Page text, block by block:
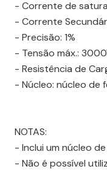
- Corrente de
- Corrente
- Precisão: 1%
- Tensão máx.:
- Resistência de
- Núcleo: núcleo de
NOTAS:
- Inclui um núcleo
- Não é possível